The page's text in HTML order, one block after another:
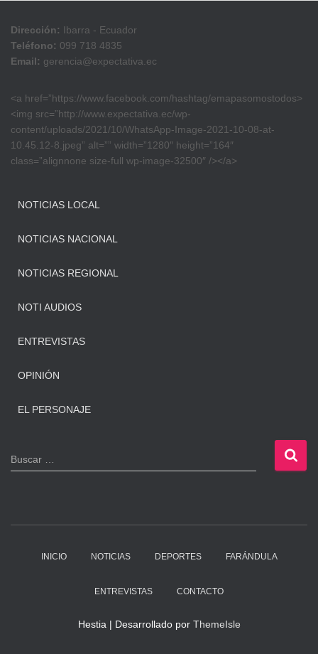
Dirección: Ibarra - Ecuador
Teléfono: 099 718 4835
Email: gerencia@expectativa.ec
<a href=”https://www.facebook.com/hashtag/emapasomostodos>
<img src=”http://www.expectativa.ec/wp-
content/uploads/2021/10/WhatsApp-Image-2021-10-08-at-
10.45.12-8.jpeg” alt=”” width=”1280″ height=”164″
class=”alignnone size-full wp-image-32500″ /></a>
NOTICIAS LOCAL
NOTICIAS NACIONAL
NOTICIAS REGIONAL
NOTI AUDIOS
ENTREVISTAS
OPINIÓN
EL PERSONAJE
B
u
Buscar …
INICIO NOTICIAS DEPORTES FARÁNDULA
ENTREVISTAS CONTACTO
Hestia | Desarrollado por ThemeIsle